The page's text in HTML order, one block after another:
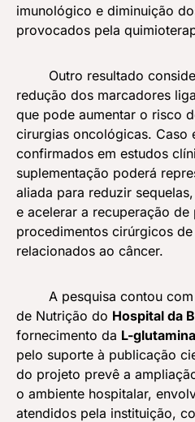
imunológico e diminuição
provocados pela
Outro resultado
redução dos marcadores
que pode aumentar o risco
cirurgias oncológicas. Caso
confirmados em estudos
suplementação poderá
aliada para reduzir
e acelerar a recuperação de
procedimentos cirúrgicos
relacionados ao câncer.
A pesquisa contou com
de Nutrição do Hospital da
fornecimento da L-glutamina
pelo suporte à publicação
do projeto prevê a
o ambiente hospitalar,
atendidos pela instituição,